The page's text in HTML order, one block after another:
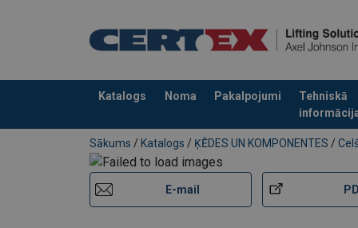
Katalogs Noma Pakalpojumi
Tehniskā
Pievienots jūsu pasūtījumam
Sākums / Katalogs / ĶĒDES UN KOMPONENTES /
E-mail